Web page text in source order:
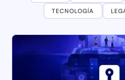
TECNOLOGÍA